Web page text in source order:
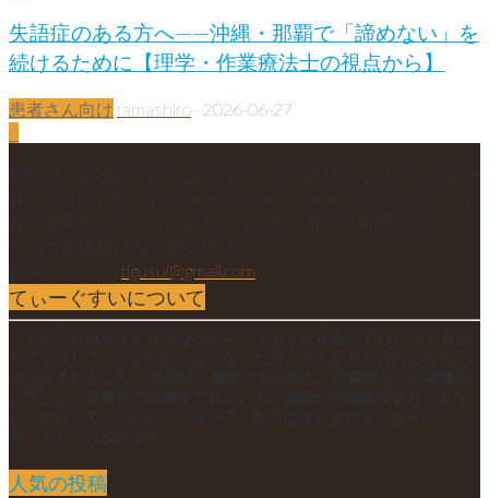
失語症のある方へ——沖縄・那覇で「諦めない」を
続けるために【理学・作業療法士の視点から】
患者さん向け tamashiro - 2026-06-27
0
tigusui@gmail.com
てぃーぐすいについて
人気の投稿